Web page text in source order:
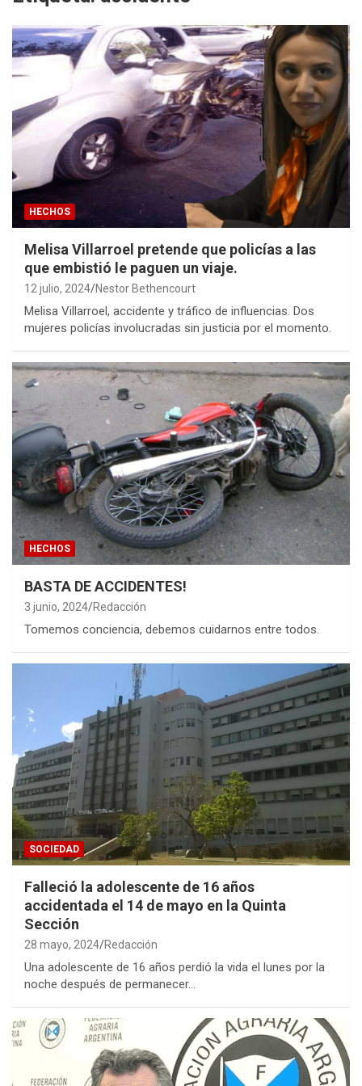
HECHOS
Melisa Villarroel pretende que policías a las
que embistió le paguen un viaje.
12 julio, 2024 Nestor Bethencourt
Melisa Villarroel, accidente y tráfico de influencias. Dos
mujeres policías involucradas sin justicia por el momento.
HECHOS
BASTA DE ACCIDENTES!
3 junio, 2024 Redacción
Tomemos conciencia, debemos cuidarnos entre todos.
SOCIEDAD
Falleció la adolescente de 16 años
accidentada el 14 de mayo en la Quinta
Sección
28 mayo, 2024 Redacción
Una adolescente de 16 años perdió la vida el lunes por la
noche después de permanecer…